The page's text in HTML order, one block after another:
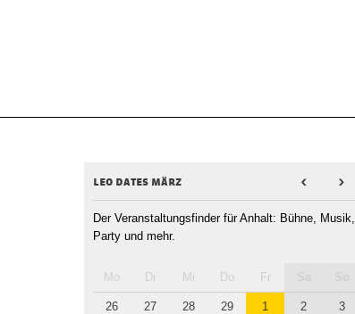
leo dates märz < >
Der Veranstaltungsfinder für Anhalt: Bühne, Musik,
Party und mehr.
Mo Di Mi Do Fr
26 27 28 29 1 2 3